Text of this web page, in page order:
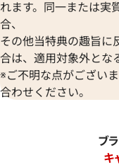
れます。同一または実
合、
その他当特典の趣旨に
合は、適用対象外とな
※ご不明な点がござい
合わせください。
ブ
キ